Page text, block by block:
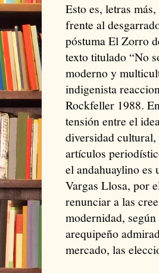
Esto es, letras
frente al
póstuma El Zorro
texto titulado “No
moderno y
indigenista
Rockfeller 1988.
tensión entre el
diversidad
artículos
el andahuaylino es
Vargas Llosa, por
renunciar a las
modernidad,
arequipeño
mercado, las